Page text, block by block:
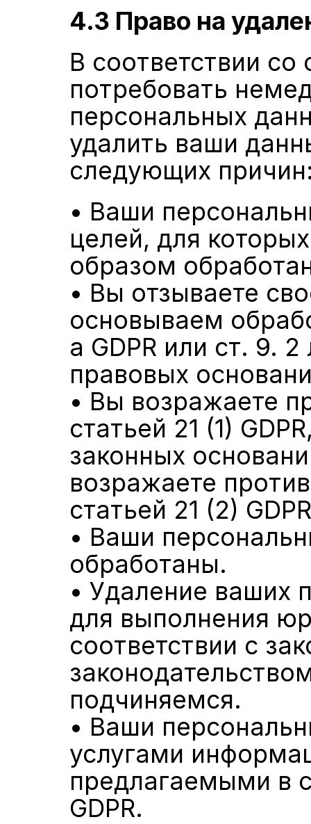
4.3 Право на
В соответствии со
потребовать
персональных
удалить ваши
следующих
• Ваши
целей, для
образом
• Вы отзываете
основываем
a GDPR или ст. 9.
правовых
• Вы возражаете
статьей 21 (1)
законных
возражаете
статьей 21 (2)
• Ваши
обработаны.
• Удаление ваших
для выполнения
соответствии с
подчиняемся.
• Ваши
услугами
предлагаемыми в
GDPR.